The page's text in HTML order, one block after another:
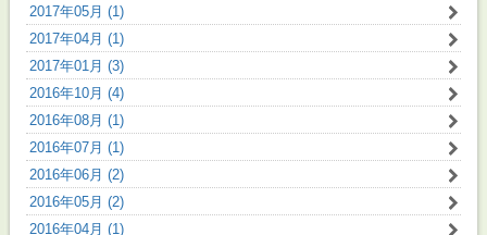
2017年05月 (1)
2017年04月 (1)
2017年01月 (3)
2016年10月 (4)
2016年08月 (1)
2016年07月 (1)
2016年06月 (2)
2016年05月 (2)
2016年04月 (1)